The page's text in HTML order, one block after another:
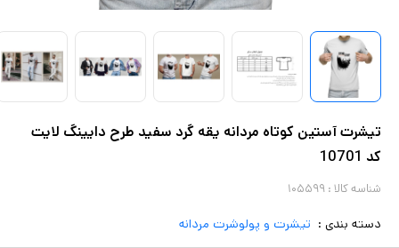
تیشرت آستین کوتاه مردانه یقه گرد سفید طرح دایینگ لایت
کد 10701
شناسه کالا : ۱۰۵۵۹۹
دسته بندی : تیشرت و پولوشرت مردانه